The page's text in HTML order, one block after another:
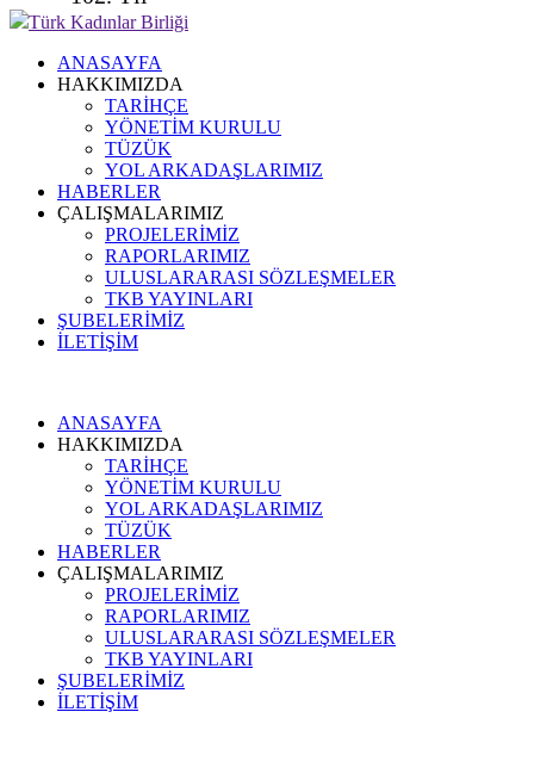
Türk Kadınlar Birliği
ANASAYFA
HAKKIMIZDA
TARİHÇE
YÖNETİM KURULU
TÜZÜK
YOL ARKADAŞLARIMIZ
HABERLER
ÇALIŞMALARIMIZ
PROJELERİMİZ
RAPORLARIMIZ
ULUSLARARASI SÖZLEŞMELER
TKB YAYINLARI
ŞUBELERİMİZ
İLETİŞİM
ANASAYFA
HAKKIMIZDA
TARİHÇE
YÖNETİM KURULU
YOL ARKADAŞLARIMIZ
TÜZÜK
HABERLER
ÇALIŞMALARIMIZ
PROJELERİMİZ
RAPORLARIMIZ
ULUSLARARASI SÖZLEŞMELER
TKB YAYINLARI
ŞUBELERİMİZ
İLETİŞİM